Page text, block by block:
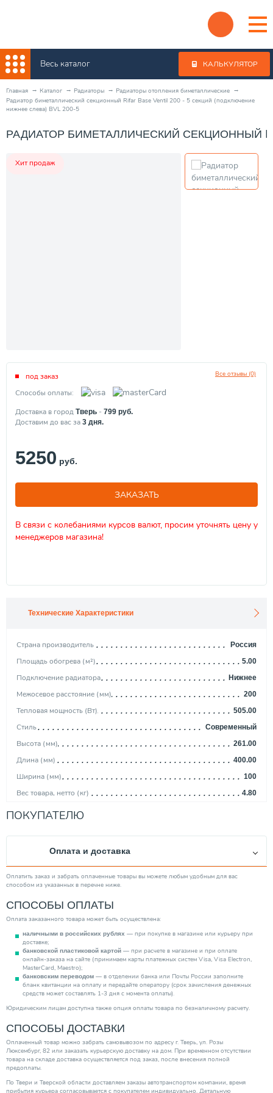
Весь каталог КАЛЬКУЛЯТОР
Главная Каталог Радиаторы
Радиаторы отопления биметаллические
Радиатор биметаллический секционный Rifar Base Ventil 200 - 5 секций (подключение
нижнее слева) BVL 200-5
РАДИАТОР БИМЕТАЛЛИЧЕСКИЙ СЕКЦИОННЫЙ
Хит продаж
Все отзывы (0)
под заказ
Способы оплаты:
Доставка в город Тверь - 799 руб.
Доставим до вас за 3 дня.
5250 руб.
ЗАКАЗАТЬ
В связи с колебаниями курсов валют, просим уточнять цену у
менеджеров магазина!
Технические Характеристики
Страна производитель Россия
Площадь обогрева (м²) 5.00
Подключение радиатора Нижнее
Межосевое расстояние (мм) 200
Тепловая мощность (Вт) 505.00
Стиль Современный
Высота (мм) 261.00
Длина (мм) 400.00
Ширина (мм) 100
Вес товара, нетто (кг) 4.80
Максимальная рабочая температура (°С)
Объем (л)
Производитель
Цвет изделия
Кол-во секций
Тип радиатора
Категория Радиаторы
ПОКУПАТЕЛЮ
Оплата и доставка
Оплатить заказ и забрать оплаченные товары вы можете любым удобным для вас
способом из указанных в перечне ниже.
СПОСОБЫ ОПЛАТЫ
Оплата заказанного товара может быть осуществлена:
наличными в российских рублях — при покупке в магазине или курьеру при
доставке;
банковской пластиковой картой — при расчете в магазине и при оплате
онлайн-заказа на сайте (принимаем карты платежных систем Visa, Visa Electron,
MasterCard, Maestro);
банковским переводом — в отделении банка или Почты России заполните
бланк квитанции на оплату и передайте оператору (срок зачисления денежных
средств может составлять 1-3 дня с момента оплаты).
Юридическим лицам доступна также опция оплаты товара по безналичному расчету.
СПОСОБЫ ДОСТАВКИ
Оплаченный товар можно забрать самовывозом по адресу г. Тверь, ул. Розы
Люксембург, 82 или заказать курьерскую доставку на дом. При временном отсутствии
товара на складе доставка осуществляется под заказ, после внесения полной
предоплаты.
По Твери и Тверской области доставляем заказы автотранспортом компании, время
прибытия курьера согласовывается с покупателем индивидуально. Детальную